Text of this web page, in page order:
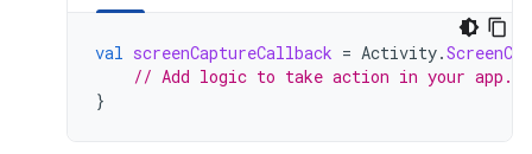
val screenCaptureCallback = Activity.
// Add logic to take action in your app.
}